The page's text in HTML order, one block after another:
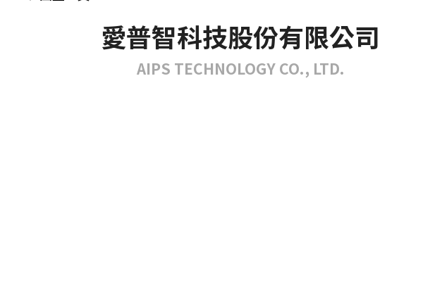
愛普智科技股份有限公司
AIPS TECHNOLOGY CO., LTD.